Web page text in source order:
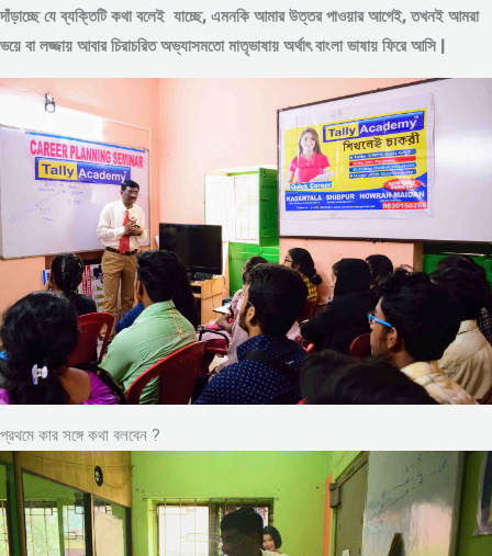
দাঁড়াচ্ছে যে ব্যক্তিটি কথা বলেই যাচ্ছে, এমনকি আমার উত্তর পাওয়ার আগেই, তখনই আমরা
ভয়ে বা লজ্জায় আবার চিরাচরিত অভ্যাসমতো মাতৃভাষায় অর্থাৎ বাংলা ভাষায় ফিরে আসি |
প্রথমে কার সঙ্গে কথা বলবেন ?